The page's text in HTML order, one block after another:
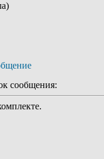
сообщения: